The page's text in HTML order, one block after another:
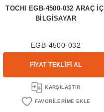
TOCHI EGB-4500-032 ARAÇ İÇİ
BİLGİSAYAR
EGB-4500-032
FİYAT TEKLİFİ AL
KARŞILAŞTIR